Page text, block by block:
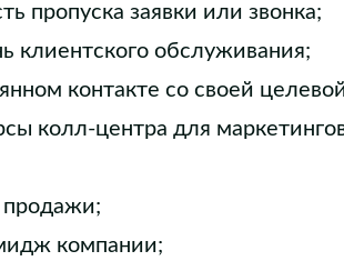
пропуска заявки или звонка;
клиентского обслуживания;
контакте со своей
колл-центра для
продажи;
компании;